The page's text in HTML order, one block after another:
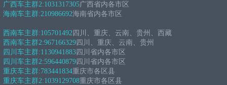
广西车主群2:1031317305广西省内各市区
海南车主群:210986692海南省内各市区
西南车主群:105701492 四川、重庆、云南、贵州、西藏
西南车主群2:967166329 四川、重庆、云南、贵州
四川车主群:1130941883 四川省内各市区
四川车主群2:596440879 四川省内各市区
重庆车主群:783441834重庆市各区县
重庆车主群2:1039129708重庆市各区县